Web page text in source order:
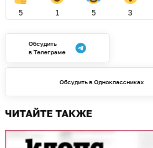
5 1 5 3
Обсудить
в Телеграме
Обсудить в Одноклассниках
ЧИТАЙТЕ ТАКЖЕ